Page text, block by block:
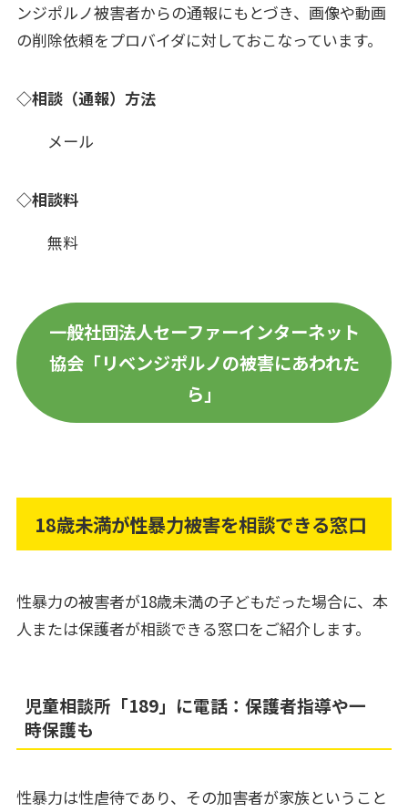
ンジポルノ被害者からの通報にもとづき、画像や動画
の削除依頼をプロバイダに対しておこなっています。
◇相談（通報）方法
メール
◇相談料
無料
一般社団法人セーファーインターネット
協会「リベンジポルノの被害にあわれた
ら」
18歳未満が性暴力被害を相談できる窓口
性暴力の被害者が18歳未満の子どもだった場合に、本
人または保護者が相談できる窓口をご紹介します。
児童相談所「189」に電話：保護者指導や一
時保護も
性暴力は性虐待であり、その加害者が家族ということ